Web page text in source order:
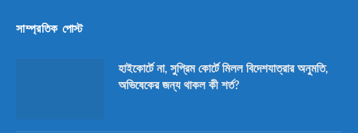
সাম্প্রতিক পোস্ট
হাইকোর্টে না, সুপ্রিম কোর্টে মিলল বিদেশযাত্রার অনুমতি,
অভিষেকের জন্য থাকল কী শর্ত?